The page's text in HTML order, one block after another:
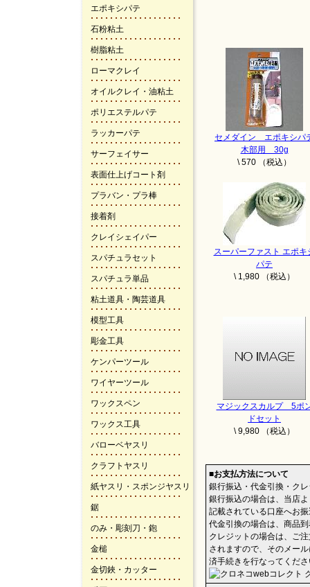
エポキシパテ
石粉粘土
樹脂粘土
ローマクレイ
オイルクレイ・油粘土
ポリエステルパテ
ラッカーパテ
サーフェイサー
表面仕上げコート剤
プラバン・プラ棒
接着剤
クレイシェイパー
スパチュラセット
スパチュラ単品
粘土道具・陶芸道具
模型工具
彫金工具
ケンパーツール
ワイヤーツール
ワックスペン
ワックス工具
バローベヤスリ
クラフトヤスリ
紙ヤスリ・スポンジヤスリ
鋸
のみ・彫刻刀・鉋
金槌
金切鋏・カッター
セメダイン エポキシパ
木部用 30g
\ 570 （税込）
スーパーファスト エポキ
パテ
\ 1,980 （税込）
マジックスカルプ 5ポ
ドセット
\ 9,980 （税込）
■お支払方法について
銀行振込・代金引換・ク
銀行振込の場合は、当店
記載されている口座へお
代金引換の場合は、商品
クレジットの場合は、ご
されますので、そのメー
済手続きを行なってくだ